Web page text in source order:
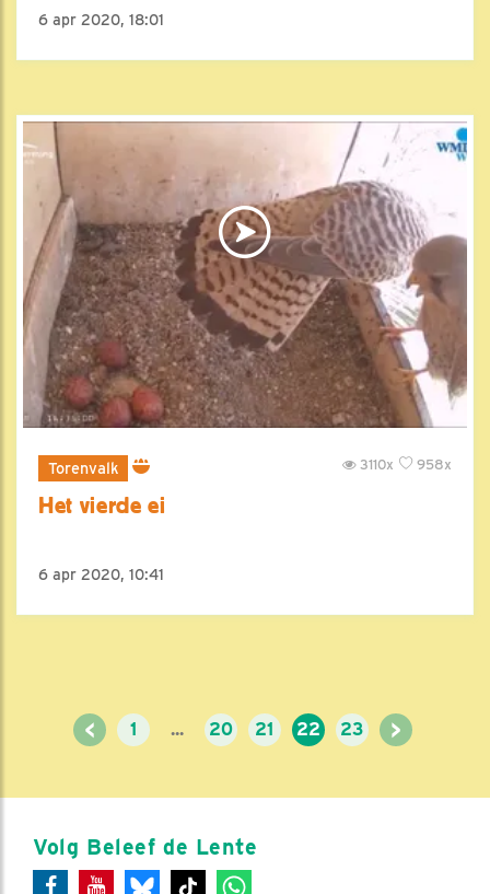
6 apr 2020, 18:01
Torenvalk 958x
3110x
Het vierde ei
6 apr 2020, 10:41
< 1 ... 20 21 22 23 >
Volg Beleef de Lente